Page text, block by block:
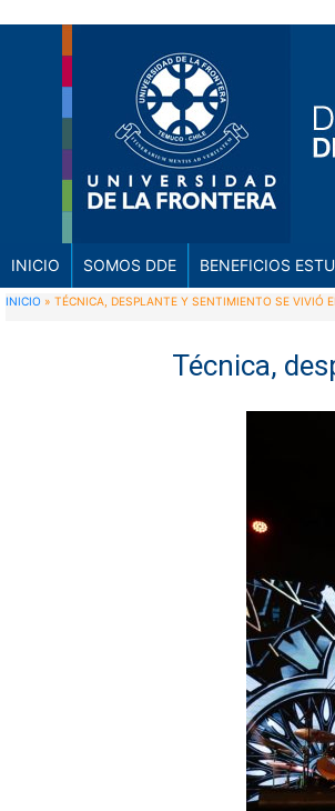
INICIO SOMOS DDE BENEFICIOS
INICIO » TÉCNICA, DESPLANTE Y SENTIMIENTO SE VIVIÓ
Técnica,